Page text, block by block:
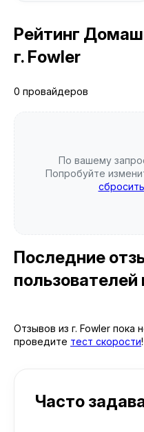
Рейтинг
г. Fowler
0 провайдеров
По вашему
Попробуйте
Последние
пользователей
Отзывов из г. Fowler пока
проведите тест скорости!
Часто